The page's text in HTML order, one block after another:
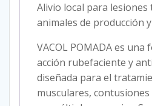
Alivio local para lesiones
animales de producción
VACOL POMADA es
acción rubefaciente y
diseñada para el
musculares,